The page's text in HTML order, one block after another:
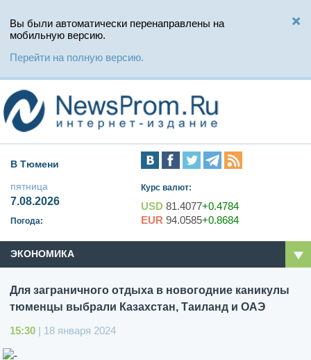
Вы были автоматически перенаправлены на
мобильную версию.
Перейти на полную версию.
В Тюмени
пятница
7.08.2026
Погода:
Курс валют:
USD 81.4077+0.4784
EUR 94.0585+0.8684
ЭКОНОМИКА
Для заграничного отдыха в новогодние каникулы
тюменцы выбрали Казахстан, Таиланд и ОАЭ
15:30 | 18 января 2024